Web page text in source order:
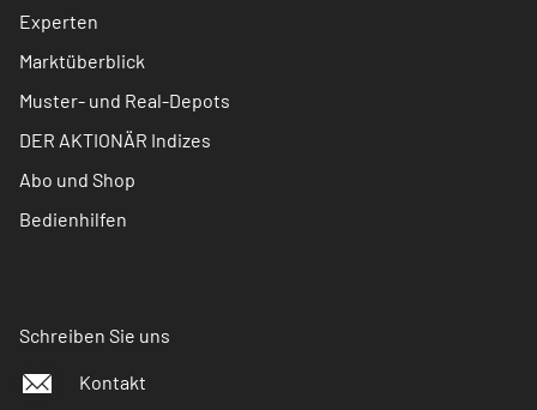
Experten
Marktüberblick
Muster- und Real-Depots
DER AKTIONÄR Indizes
Abo und Shop
Bedienhilfen
Schreiben Sie uns
Kontakt